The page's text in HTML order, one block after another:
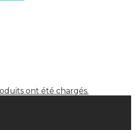
ont été chargés.